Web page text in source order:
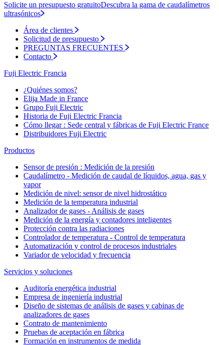
Solicite un presupuesto gratuitoDescubra la gama de caudalímetros
ultrasónicos
Área de clientes
Solicitud de presupuesto
PREGUNTAS FRECUENTES
Contacto
Fuji Electric Francia
¿Quiénes somos?
Elija Made in France
Grupo Fuji Electric
Historia de Fuji Electric Francia
Cómo llegar : Sede central y fábricas de Fuji Electric France
Distribuidores Fuji Electric
Productos
Sensor de presión : Medición de la presión
Caudalímetro - Medición de caudal de líquidos, agua, gas y
vapor
Medición de nivel: sensor de nivel hidrostático
Medición de la temperatura industrial
Analizador de gases - Análisis de gases
Medición de la energía y contadores inteligentes
Protección contra las radiaciones
Controlador de temperatura - Control de temperatura
Automatización y control de procesos industriales
Variador de velocidad y frecuencia
Servicios y soluciones
Auditoría energética industrial
Empresa de ingeniería industrial
Diseño de sistemas de análisis de gases y cabinas de
analizadores de gases
Contrato de mantenimiento
Pruebas de aceptación en fábrica
Formación en instrumentos de medida